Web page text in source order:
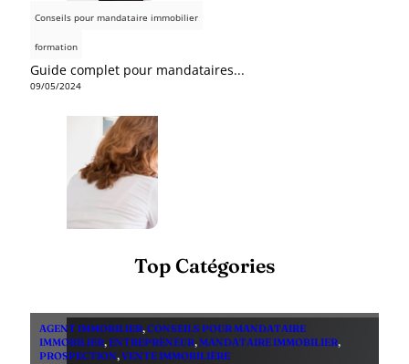
Conseils pour mandataire immobilier
formation
Guide complet pour mandataires...
09/05/2024
Top Catégories
AGENT IMMOBILIER,CONSEILS POUR MANDATAIRE
IMMOBILIER,ENTREPRENEUR,MANDATAIRE IMMOBILIER,
PROSPECTION,VENTE IMMOBILIÈRE